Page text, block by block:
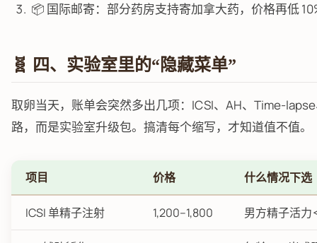
📦 国际邮寄：部分药房支持寄加拿大药，价格再低
🧬 四、实验室里的“隐藏菜单”
取卵当天，账单会突然多出几项：ICSI、AH、Time-
路，而是实验室升级包。搞清每个缩写，才知道值不值。
项目 价格 什么情况下选
ICSI 单精子注射 1,200–1,800 男方精子活力